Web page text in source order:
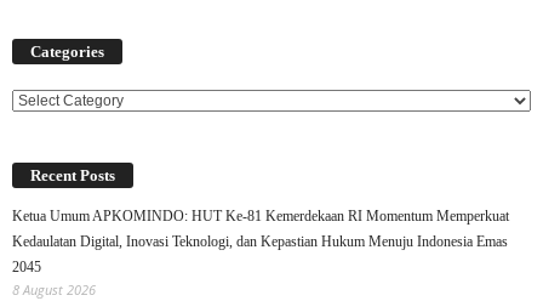
Categories
Categories
Recent Posts
Ketua Umum APKOMINDO: HUT Ke-81 Kemerdekaan RI Momentum Memperkuat
Kedaulatan Digital, Inovasi Teknologi, dan Kepastian Hukum Menuju Indonesia Emas
2045
8 August 2026